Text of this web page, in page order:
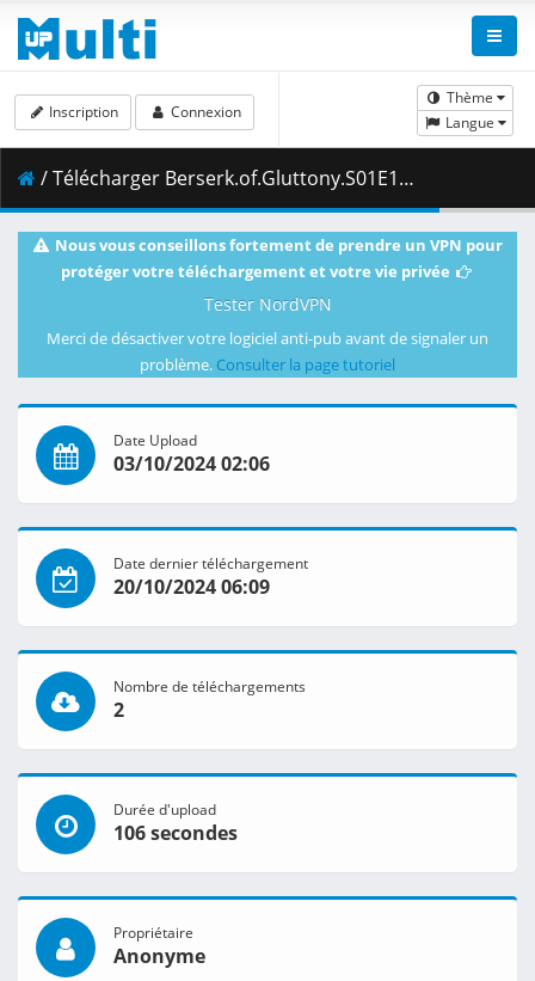
Thème
Langue
Inscription Connexion
/ Télécharger Berserk.of.Gluttony.S01E10.Trap.1080p.CR.WEB-DL.AAC2.0.H.264.DUAL-VARYG.mkv.002 ( 472.96 MB )
Nous vous conseillons fortement de prendre un VPN pour
protéger votre téléchargement et votre vie privée
Tester NordVPN
Merci de désactiver votre logiciel anti-pub avant de signaler un
problème. Consulter la page tutoriel
Date Upload
03/10/2024 02:06
Date dernier téléchargement
20/10/2024 06:09
Nombre de téléchargements
2
Durée d'upload
106 secondes
Propriétaire
Anonyme